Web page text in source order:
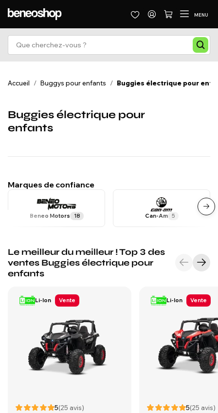
MENU
Accueil / Buggys pour enfants / Buggies électrique pour
Buggies électrique pour
enfants
Marques de confiance
Beneo Motors 18 Can-Am 5
Le meilleur du meilleur ! Top 3 des
ventes Buggies électrique pour
enfants
Li-Ion Vente
5(25 avis)
Li-Ion Vente
5(25 avis)